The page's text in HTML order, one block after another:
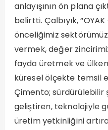
anlayışının ön plana
belirtti. Çalbıyık,
önceliğimiz
vermek, değer
fayda üretmek ve
küresel ölçekte temsil
Çimento; sürdürülebilir
geliştiren, teknolojiyle
üretim yetkinliğini